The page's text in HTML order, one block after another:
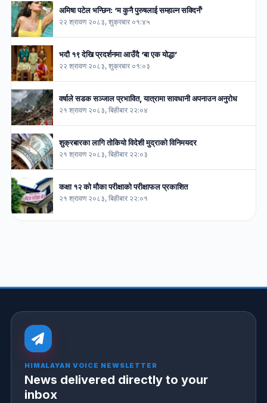
अमिषा पटेल भन्छिन: ‘म कुनै पुरुषलाई सम्हाल्न सक्दिनँ’
२२ श्रावण २०८३, शुक्रबार ०१:४५
भदौ १९ देखि प्रदर्शनमा आउँदै ‘बा एक योद्धा’
२२ श्रावण २०८३, शुक्रबार ०१:०३
वर्षाले सडक सञ्जाल प्रभावित, यात्रामा सावधानी अपनाउन अनुरोध
२१ श्रावण २०८३, बिहीबार २२:०४
शुक्रबारका लागि तोकियो विदेशी मुद्राको विनिमयदर
२१ श्रावण २०८३, बिहीबार २२:०३
कक्षा १२ को मौका परीक्षाको परीक्षाफल प्रकाशित
२१ श्रावण २०८३, बिहीबार २२:०१
HIMALAYAN VOICE NEWSLETTER
News delivered directly to your
inbox